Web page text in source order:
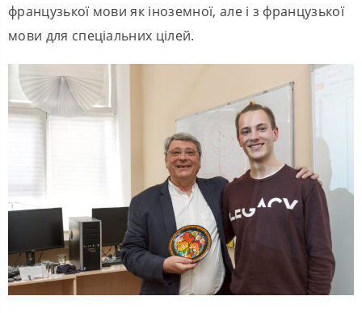
французької мови як іноземної, але і з французької
мови для спеціальних цілей.